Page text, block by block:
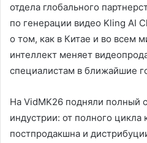
отдела глобального
по генерации видео Kling AI
о том, как в Китае и во всем
интеллект меняет
специалистам в ближайшие
На VidMK26 подняли полный
индустрии: от полного цикла
постпродакшна и